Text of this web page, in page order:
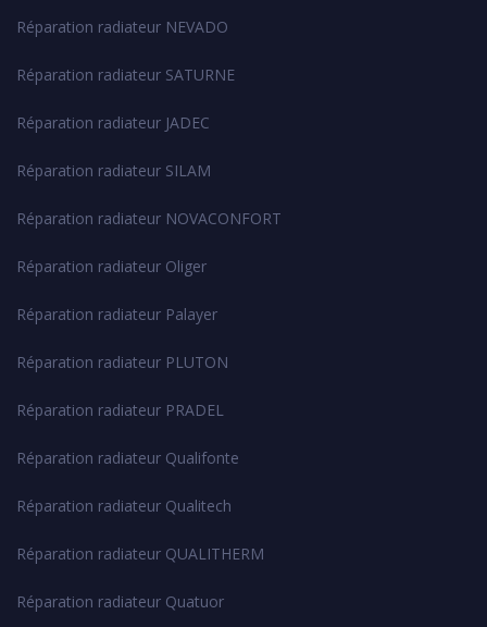
Réparation radiateur NEVADO
Réparation radiateur SATURNE
Réparation radiateur JADEC
Réparation radiateur SILAM
Réparation radiateur NOVACONFORT
Réparation radiateur Oliger
Réparation radiateur Palayer
Réparation radiateur PLUTON
Réparation radiateur PRADEL
Réparation radiateur Qualifonte
Réparation radiateur Qualitech
Réparation radiateur QUALITHERM
Réparation radiateur Quatuor